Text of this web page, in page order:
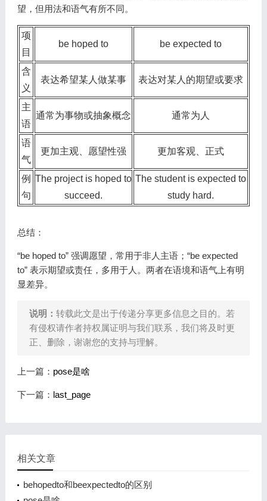
望，但用法和语气有所不同。
项
目
be hoped to be expected to
含
义
表达希望某人做某事 表达对某人的期望或要求
主
语
通常为事物或抽象概念 通常为人
语
气
更加主观、愿望性强 更加客观、正式
例
句
The project is hoped to
succeed.
The student is expected to
study hard.
总结：
“be hoped to” 强调愿望，常用于非人主语；“be expected
to” 表示期望或责任，多用于人。两者在语境和语气上有明
显差异。
说明： 转载此文是出于传递分享更多信息之目的。若
有侵权请作者持权属证明与我们联系，我们将及时更
正、删除，谢谢您的支持与理解。
上一篇： pose是啥
下一篇： last_page
相关文章
behopedto和beexpectedto的区别